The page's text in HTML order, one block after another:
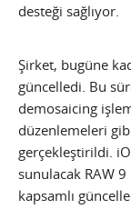
desteği sağlıyor.
Şirket, bugüne
güncelledi. Bu
demosaicing
düzenlemeleri
gerçekleştirildi.
sunulacak RAW
kapsamlı